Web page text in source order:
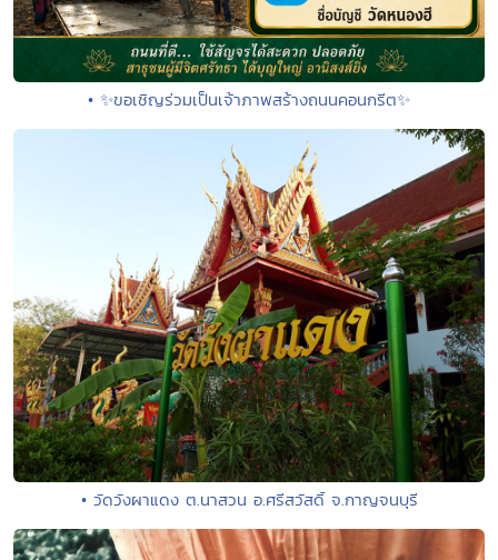
• ✨ขอเชิญร่วมเป็นเจ้าภาพสร้างถนนคอนกรีต✨
• วัดวังผาแดง ต.นาสวน อ.ศรีสวัสดิ์ จ.กาญจนบุรี